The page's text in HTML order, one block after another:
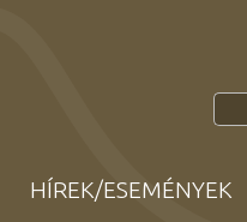
HÍREK/ESEMÉNYEK